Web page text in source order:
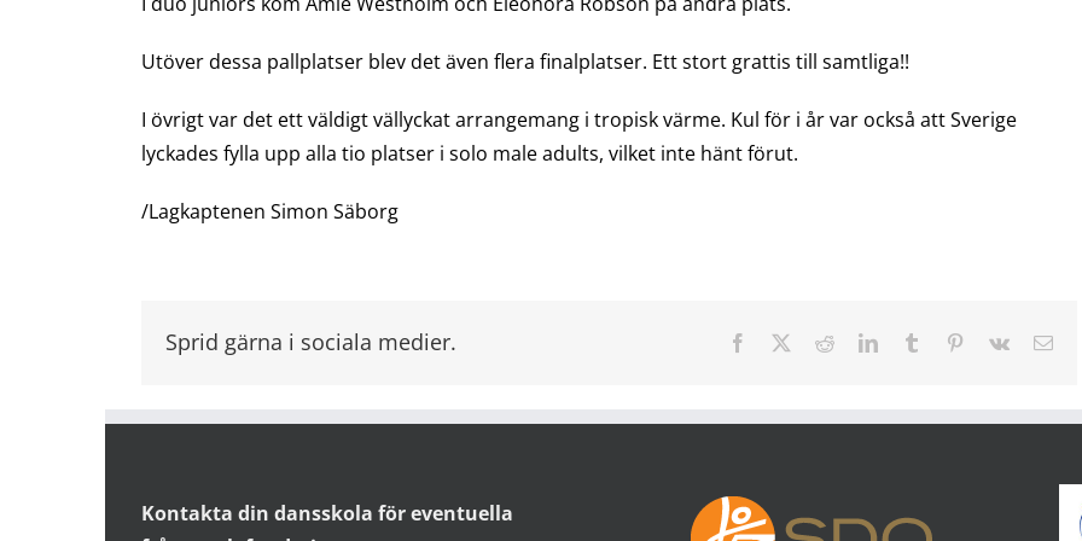
Utöver dessa pallplatser blev det även flera finalplatser. Ett stort grattis till samtliga!!
I övrigt var det ett väldigt vällyckat arrangemang i tropisk värme. Kul för i år var också att Sverige
lyckades fylla upp alla tio platser i solo male adults, vilket inte hänt förut.
/Lagkaptenen Simon Säborg
Sprid gärna i sociala medier. Facebook RedditLinkedInTumblr Pinterest
Vk
E-
Kontakta din dansskola för eventuella